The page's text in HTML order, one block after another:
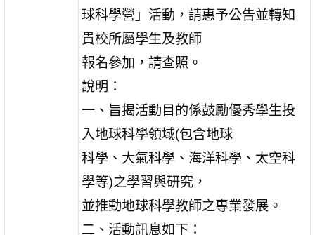
球科學營」活動，請惠予公告並轉知
貴校所屬學生及教師
報名參加，請查照。
說明：
一、旨揭活動目的係鼓勵優秀學生投
入地球科學領域(包含地球
科學、大氣科學、海洋科學、太空科
學等)之學習與研究，
並推動地球科學教師之專業發展。
二、活動訊息如下：